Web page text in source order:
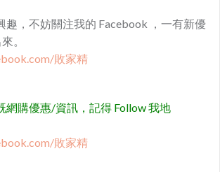
趣，不妨關注我的 Facebook ，一有新優
。
敗家精
網購優惠/資訊，記得 Follow 我地
敗家精